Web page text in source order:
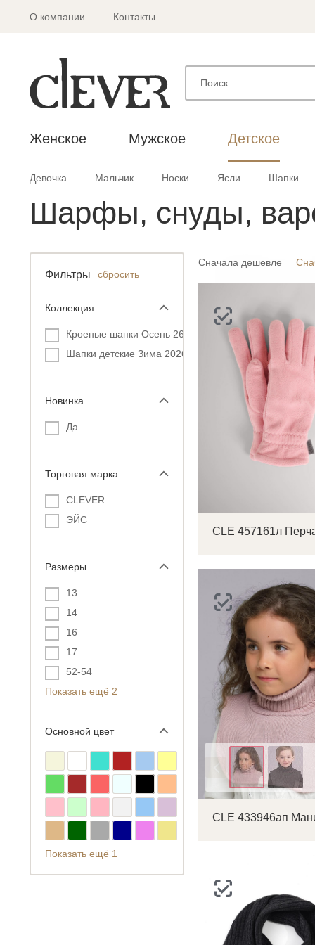
О компании Контакты
Женское Мужское Детское
Девочка Мальчик Носки Ясли Шапки
Шарфы, снуды,
Фильтры сбросить
Коллекция
Кроеные шапки Осень 26
Шапки детские Зима 2026
Новинка
Да
Торговая марка
CLEVER
ЭЙС
Размеры
13
14
16
17
52-54
Показать ещё 2
Основной цвет
Показать ещё 1
Сначала дешевле
Цвет
CLE 433946ап